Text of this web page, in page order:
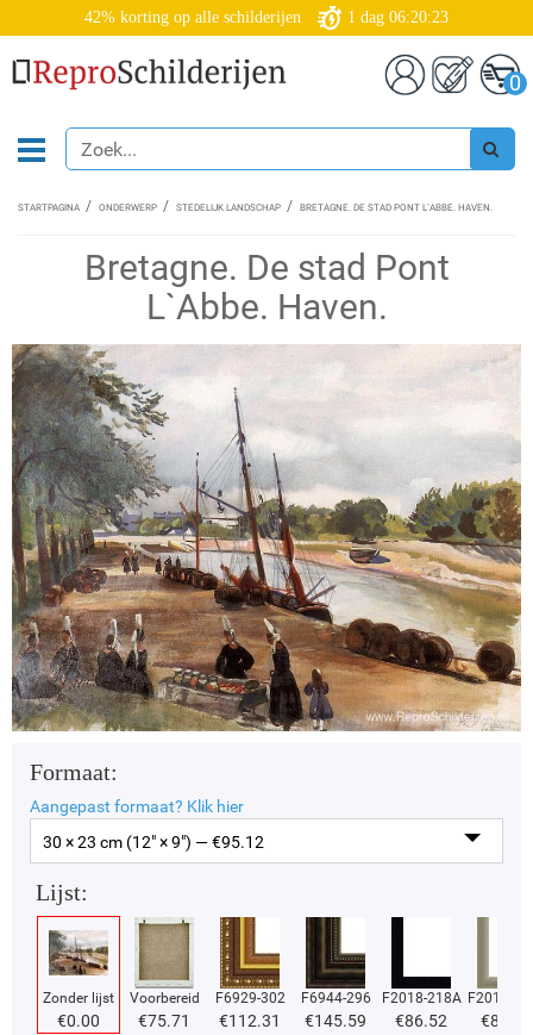
42% korting op alle schilderijen 1 dag 06:20:22
0
STARTPAGINA ONDERWERP STEDELIJK LANDSCHAP BRETAGNE. DE STAD PONT L`ABBE. HAVEN.
Bretagne. De stad Pont
L`Abbe. Haven.
Formaat:
Aangepast formaat? Klik hier
30 × 23 cm (12" × 9") — €95.12
Lijst:
Zonder lijst
€0.00
Voorbereid
€75.71
F6929-302
€112.31
F6944-296
€145.59
F2018-218A
€86.52
F2018-
€86.52